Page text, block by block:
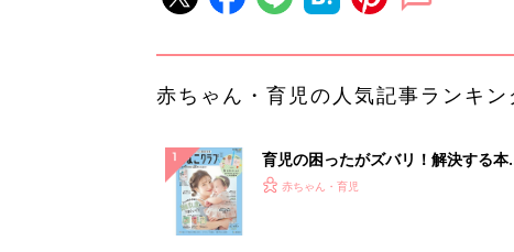
赤ちゃん・育児の人気記事ランキン
育児の困ったがズバリ！解決する本
『ひよこクラブ 夏号』 4カ月～2才
赤ちゃん・育児